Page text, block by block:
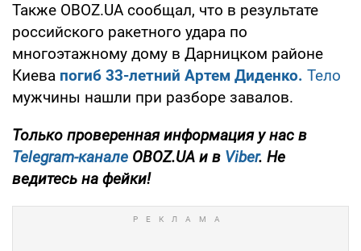
Также OBOZ.UA сообщал, что в результате
российского ракетного удара по
многоэтажному дому в Дарницком районе
Киева погиб 33-летний Артем Диденко. Тело
мужчины нашли при разборе завалов.
Только проверенная информация у нас в
Telegram-канале OBOZ.UA и в Viber. Не
ведитесь на фейки!